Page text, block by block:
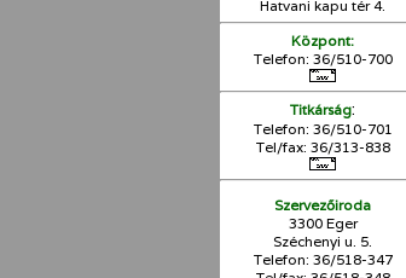
Hatvani kapu tér 4.
Központ:
Telefon: 36/510-700
Titkárság:
Telefon: 36/510-701
Tel/fax: 36/313-838
Szervezőiroda
3300 Eger
Széchenyi u. 5.
Telefon: 36/518-347